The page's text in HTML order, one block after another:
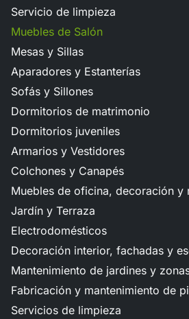
Servicio de limpieza
Muebles de Salón
Mesas y Sillas
Aparadores y Estanterías
Sofás y Sillones
Dormitorios de matrimonio
Dormitorios juveniles
Armarios y Vestidores
Colchones y Canapés
Muebles de oficina, decoración y
Jardín y Terraza
Electrodomésticos
Decoración interior, fachadas y
Mantenimiento de jardines y
Fabricación y mantenimiento de
Servicios de limpieza